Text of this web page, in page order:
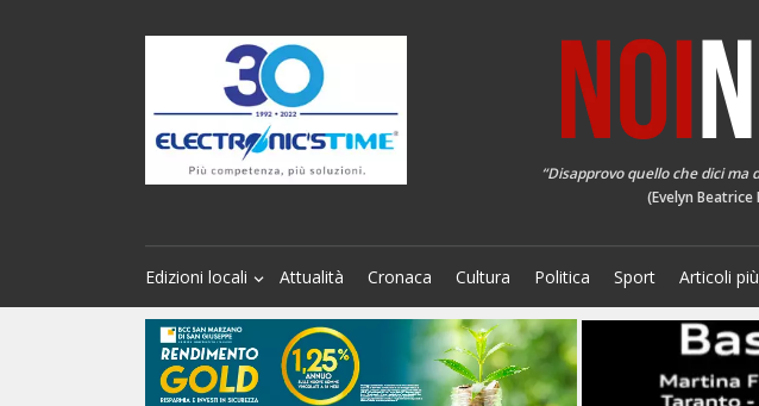
“Disapprovo quello che dici
(Evelyn
Edizioni locali Attualità Cronaca Cultura Politica Sport Articoli